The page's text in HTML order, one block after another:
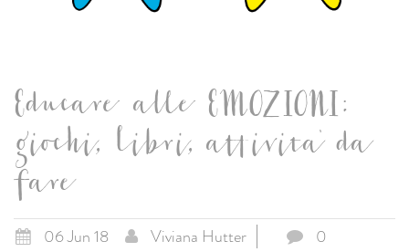
Educare alle EMOZIONI:
giochi, libri, attivita' da
fare
06 Jun 18 Viviana Hutter
0